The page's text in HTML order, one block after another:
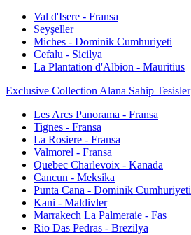
Val d'Isere - Fransa
Seyşeller
Miches - Dominik Cumhuriyeti
Cefalu - Sicilya
La Plantation d'Albion - Mauritius
Exclusive Collection Alana Sahip Tesisler
Les Arcs Panorama - Fransa
Tignes - Fransa
La Rosiere - Fransa
Valmorel - Fransa
Quebec Charlevoix - Kanada
Cancun - Meksika
Punta Cana - Dominik Cumhuriyeti
Kani - Maldivler
Marrakech La Palmeraie - Fas
Rio Das Pedras - Brezilya